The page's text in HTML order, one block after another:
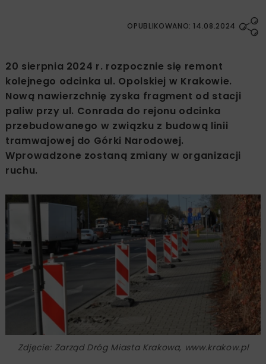
OPUBLIKOWANO: 14.08.2024
20 sierpnia 2024 r. rozpocznie się remont
kolejnego odcinka ul. Opolskiej w Krakowie.
Nową nawierzchnię zyska fragment od stacji
paliw przy ul. Conrada do rejonu odcinka
przebudowanego w związku z budową linii
tramwajowej do Górki Narodowej.
Wprowadzone zostaną zmiany w organizacji
ruchu.
Zdjęcie: Zarząd Dróg Miasta Krakowa, www.krakow.pl